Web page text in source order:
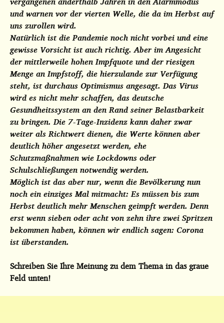
und warnen vor der vierten Welle, die da im Herbst auf
uns zurollen wird.
Natürlich ist die Pandemie noch nicht vorbei und eine
gewisse Vorsicht ist auch richtig. Aber im Angesicht
der mittlerweile hohen Impfquote und der riesigen
Menge an Impfstoff, die hierzulande zur Verfügung
steht, ist durchaus Optimismus angesagt. Das Virus
wird es nicht mehr schaffen, das deutsche
Gesundheitssystem an den Rand seiner Belastbarkeit
zu bringen. Die 7-Tage-Inzidenz kann daher zwar
weiter als Richtwert dienen, die Werte können aber
deutlich höher angesetzt werden, ehe
Schutzmaßnahmen wie Lockdowns oder
Schulschließungen notwendig werden.
Möglich ist das aber nur, wenn die Bevölkerung nun
noch ein einziges Mal mitmacht: Es müssen bis zum
Herbst deutlich mehr Menschen geimpft werden. Denn
erst wenn sieben oder acht von zehn ihre zwei Spritzen
bekommen haben, können wir endlich sagen: Corona
ist überstanden.
Schreiben Sie Ihre Meinung zu dem Thema in das graue
Feld unten!